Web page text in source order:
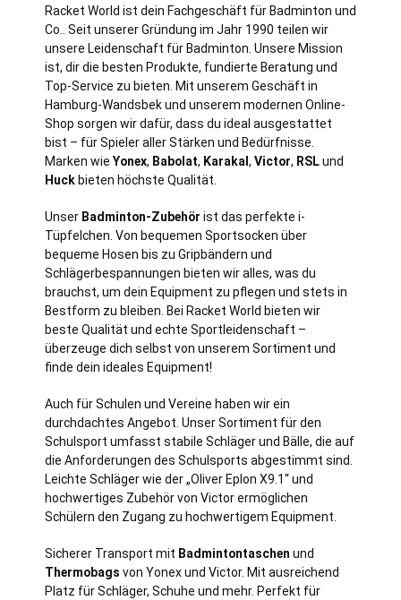
Racket World ist dein Fachgeschäft für Badminton und
Co.. Seit unserer Gründung im Jahr 1990 teilen wir
unsere Leidenschaft für Badminton. Unsere Mission
ist, dir die besten Produkte, fundierte Beratung und
Top-Service zu bieten. Mit unserem Geschäft in
Hamburg-Wandsbek und unserem modernen Online-
Shop sorgen wir dafür, dass du ideal ausgestattet
bist – für Spieler aller Stärken und Bedürfnisse.
Marken wie Yonex, Babolat, Karakal , Victor, RSLund
Huck bieten höchste Qualität.
Unser Badminton-Zubehör ist das perfekte i-
Tüpfelchen. Von bequemen Sportsocken über
bequeme Hosen bis zu Gripbändern und
Schlägerbespannungen bieten wir alles, was du
brauchst, um dein Equipment zu pflegen und stets in
Bestform zu bleiben. Bei Racket World bieten wir
beste Qualität und echte Sportleidenschaft –
überzeuge dich selbst von unserem Sortiment und
finde dein ideales Equipment!
Auch für Schulen und Vereine haben wir ein
durchdachtes Angebot. Unser Sortiment für den
Schulsport umfasst stabile Schläger und Bälle, die auf
die Anforderungen des Schulsports abgestimmt sind.
Leichte Schläger wie der „Oliver Eplon X9.1“ und
hochwertiges Zubehör von Victor ermöglichen
Schülern den Zugang zu hochwertigem Equipment.
Sicherer Transport mit Badmintontaschen und
Thermobags von Yonex und Victor. Mit ausreichend
Platz für Schläger, Schuhe und mehr. Perfekt für